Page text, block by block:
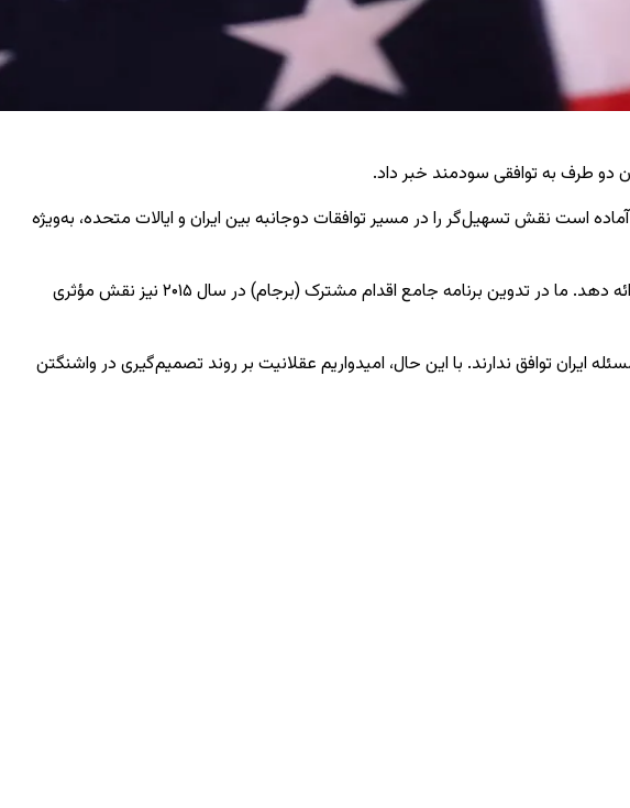
دو طرف به توافقی سودمند خبر داد.
است نقش تسهیل‌گر را در مسیر توافقات دوجانبه بین ایران و ایالات متحده، به‌ویژه
او تصریح کرد: روسیه آمادگی دارد برای دستیابی به توافقی سودمند میان تهران و واشنگتن در مرحله کنونی، کمک‌های لازم را ارائه دهد. ما در تدوین برنامه جامع اقدام مشترک (برجام) در سال ۲۰۱۵ نیز نقش مؤثری
توافق ندارند. با این حال، امیدواریم عقلانیت بر روند تصمیم‌گیری در واشنگتن